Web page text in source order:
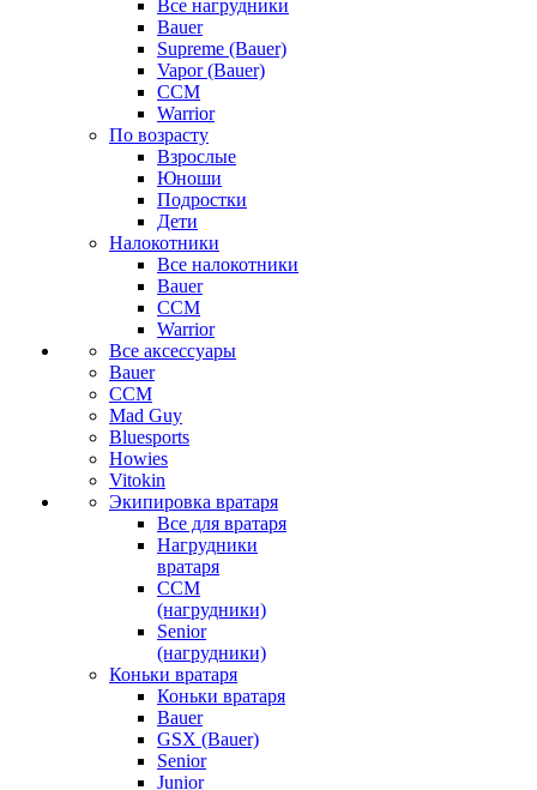
Все нагрудники
Bauer
Supreme (Bauer)
Vapor (Bauer)
CCM
Warrior
По возрасту
Взрослые
Юноши
Подростки
Дети
Налокотники
Все налокотники
Bauer
CCM
Warrior
Все аксессуары
Bauer
CCM
Mad Guy
Bluesports
Howies
Vitokin
Экипировка вратаря
Все для вратаря
Нагрудники
вратаря
CCM
(нагрудники)
Senior
(нагрудники)
Коньки вратаря
Коньки вратаря
Bauer
GSX (Bauer)
Senior
Junior